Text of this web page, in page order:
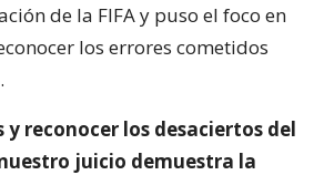
de la FIFA y puso el foco en
los errores cometidos
y reconocer los desaciertos del
juicio demuestra la